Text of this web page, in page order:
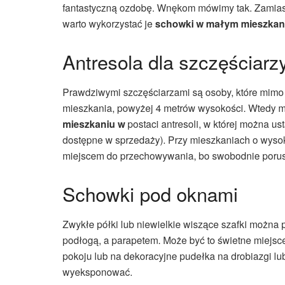
fantastyczną ozdobę. Wnękom mówimy tak.
warto wykorzystać jeschowki w małym
Antresola dla
Prawdziwymi szczęściarzami są osoby, które
mieszkania, powyżej 4 metrów wysokości. Wtedy
mieszkaniu wpostaci antresoli, w której można
dostępne w sprzedaży). Przy mieszkaniach o
miejscem do przechowywania, bo swobodnie
Schowki pod oknami
Zwykłe półki lub niewielkie wiszące szafki
podłogą, a parapetem. Może być to świetne
pokoju lub na dekoracyjne pudełka na drobiazgi
wyeksponować.